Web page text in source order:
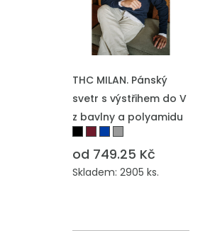
THC MILAN. Pánský
svetr s výstřihem do V
z bavlny a polyamidu
od 749.25 Kč
Skladem: 2905 ks.